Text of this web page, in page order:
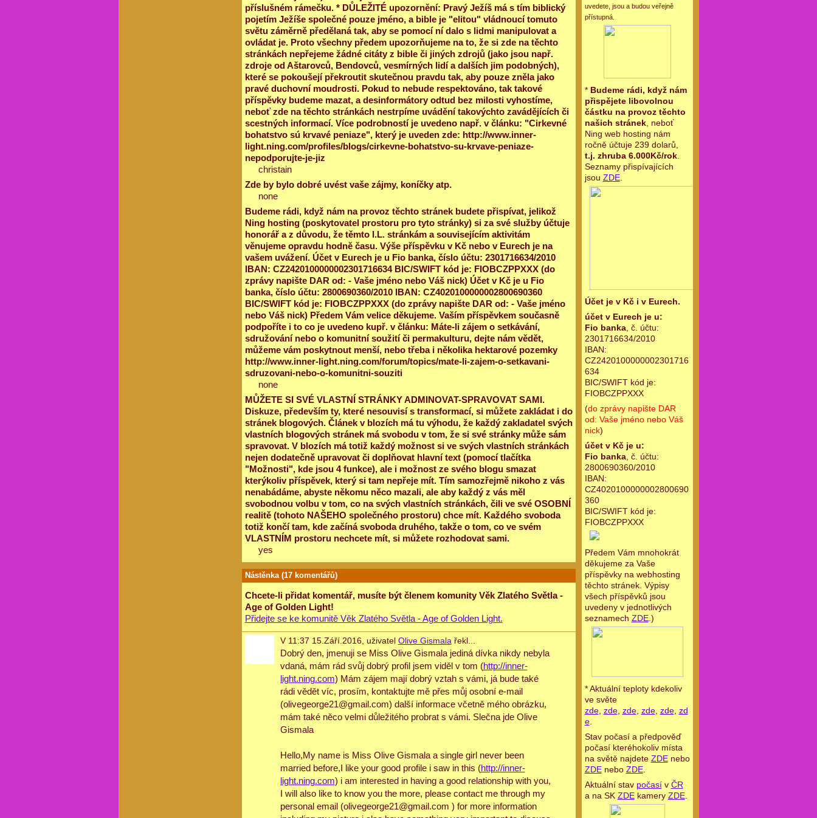
příslušném rámečku. * DŮLEŽITÉ upozornění: Pravý Ježíš má s tím biblický
pojetím Ježíše společné pouze jméno, a bible je "elitou" vládnoucí tomuto
světu záměrně předělaná tak, aby se pomocí ní dalo s lidmi manipulovat a
ovládat je. Proto všechny předem upozorňujeme na to, že si zde na těchto
stránkách nepřejeme žádné citáty z bible či jiných zdrojů (jako jsou např.
zdroje od Aštarovců, Bendovců, vesmírných lidí a dalších jim podobných),
které se pokoušejí překroutit skutečnou pravdu tak, aby pouze zněla jako
pravé duchovní moudrosti. Pokud to nebude respektováno, tak takové
příspěvky budeme mazat, a desinformátory odtud bez milosti vyhostíme,
neboť zde na těchto stránkách nestrpíme uvádění takovýchto zavádějících či
scestných informací. Více podrobností je uvedeno např. v článku: "Cirkevné
bohatstvo sú krvavé peniaze", který je uveden zde: http://www.inner-
light.ning.com/profiles/blogs/cirkevne-bohatstvo-su-krvave-peniaze-
nepodporujte-je-jiz
christain
Zde by bylo dobré uvést vaše zájmy, koníčky atp.
none
Budeme rádi, když nám na provoz těchto stránek budete přispívat, jelikož
Ning hosting (poskytovatel prostoru pro tyto stránky) si za své služby účtuje
honorář a z důvodu, že těmto I.L. stránkám a souvisejícím aktivitám
věnujeme opravdu hodně času. Výše příspěvku v Kč nebo v Eurech je na
vašem uvážení. Účet v Eurech je u Fio banka, číslo účtu: 2301716634/2010
IBAN: CZ2420100000002301716634 BIC/SWIFT kód je: FIOBCZPPXXX (do
zprávy napište DAR od: - Vaše jméno nebo Váš nick) Účet v Kč je u Fio
banka, číslo účtu: 2800690360/2010 IBAN: CZ4020100000002800690360
BIC/SWIFT kód je: FIOBCZPPXXX (do zprávy napište DAR od: - Vaše jméno
nebo Váš nick) Předem Vám velice děkujeme. Vaším příspěvkem současně
podpoříte i to co je uvedeno kupř. v článku: Máte-li zájem o setkávání,
sdružování nebo o komunitní soužití či permakulturu, dejte nám vědět,
můžeme vám poskytnout menší, nebo třeba i několika hektarové pozemky
http://www.inner-light.ning.com/forum/topics/mate-li-zajem-o-setkavani-
sdruzovani-nebo-o-komunitni-souziti
none
MŮŽETE SI SVÉ VLASTNÍ STRÁNKY ADMINOVAT-SPRAVOVAT SAMI.
Diskuze, především ty, které nesouvisí s transformací, si můžete zakládat i do
stránek blogových. Článek v blozích má tu výhodu, že každý zakladatel svých
vlastních blogových stránek má svobodu v tom, že si své stránky může sám
spravovat. V blozích má totiž každý možnost si ve svých vlastních stránkách
nejen dodatečně upravovat či doplňovat hlavní text (pomocí tlačítka
"Možnosti", kde jsou 4 funkce), ale i možnost ze svého blogu smazat
kterýkoliv příspěvek, který si tam nepřeje mít. Tím samozřejmě nikoho z vás
nenabádáme, abyste někomu něco mazali, ale aby každý z vás měl
svobodnou volbu v tom, co na svých vlastních stránkách, čili ve své OSOBNÍ
realitě (tohoto NAŠEHO společného prostoru) chce mít. Každého svoboda
totiž končí tam, kde začíná svoboda druhého, takže o tom, co ve svém
VLASTNÍM prostoru nechcete mít, si můžete rozhodovat sami.
yes
Nástěnka (17 komentářů)
Chcete-li přidat komentář, musíte být členem komunity Věk Zlatého Světla -
Age of Golden Light!
Přidejte se ke komunitě Věk Zlatého Světla - Age of Golden Light.
V 11:37 15.Září.2016, uživatel Olive Gismala řekl...
Dobrý den, jmenuji se Miss Olive Gismala jediná dívka nikdy nebyla
vdaná, mám rád svůj dobrý profil jsem viděl v tom (http://inner-
light.ning.com) Mám zájem mají dobrý vztah s vámi, já bude také
rádi vědět víc, prosím, kontaktujte mě přes můj osobní e-mail
(olivegeorge21@gmail.com) další informace včetně mého obrázku,
mám také něco velmi důležitého probrat s vámi. Slečna jde Olive
Gismala
Hello,My name is Miss Olive Gismala a single girl never been
married before,I like your good profile i saw in this (http://inner-
light.ning.com) i am interested in having a good relationship with you,
I will also like to know you the more, please contact me through my
personal email (olivegeorge21@gmail.com ) for more information
uvedete, jsou a budou veřejně
přístupná.
* Budeme rádi, když nám
přispějete libovolnou
částku na provoz těchto
našich stránek, neboť
Ning web hosting nám
ročně účtuje 239 dolarů,
t.j. zhruba 6.000Kč/rok.
Seznamy přispívajících
jsou ZDE.
Účet je v Kč i v Eurech.
účet v Eurech je u:
Fio banka, č. účtu:
2301716634/2010
IBAN:
CZ2420100000002301716
634
BIC/SWIFT kód je:
FIOBCZPPXXX
(do zprávy napište DAR
od: Vaše jméno nebo Váš
nick)
účet v Kč je u:
Fio banka, č. účtu:
2800690360/2010
IBAN:
CZ4020100000002800690
360
BIC/SWIFT kód je:
FIOBCZPPXXX
Předem Vám mnohokrát
děkujeme za Vaše
příspěvky na webhosting
těchto stránek. Výpisy
všech příspěvků jsou
uvedeny v jednotlivých
seznamech ZDE.)
* Aktuální teploty kdekoliv
ve světe
zde, zde, zde, zde, zde, zd
e.
Stav počasí a předpověď
počasí kteréhokoliv místa
na světě najdete ZDEnebo
ZDEnebo ZDE.
Aktuální stav počasív ČR
a na SK ZDEkamery ZDE.